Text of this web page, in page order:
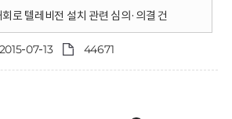
로 텔레비전 설치 관련 심의·의결 건
2015-07-13 44671